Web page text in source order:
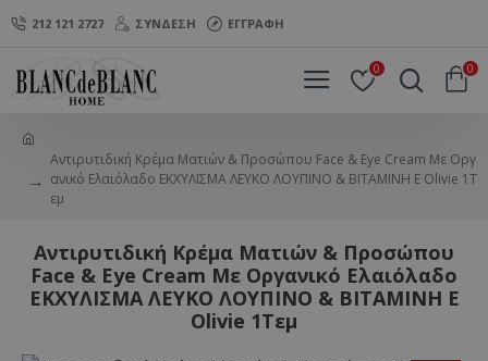
212 121 2727 ΣΎΝΔΕΣΗ ΕΓΓΡΑΦΉ
0 0
Αντιρυτιδική Κρέμα Ματιών & Προσώπου Face & Eye Cream Με Οργ
ανικό Ελαιόλαδο ΕΚΧΥΛΙΣΜΑ ΛΕΥΚΟ ΛΟΥΠΙΝΟ & ΒΙΤΑΜΙΝΗ Ε Olivie 1Τ
εμ
Αντιρυτιδική Κρέμα Ματιών & Προσώπου
Face & Eye Cream Με Οργανικό Ελαιόλαδο
ΕΚΧΥΛΙΣΜΑ ΛΕΥΚΟ ΛΟΥΠΙΝΟ & ΒΙΤΑΜΙΝΗ Ε
Olivie 1Τεμ